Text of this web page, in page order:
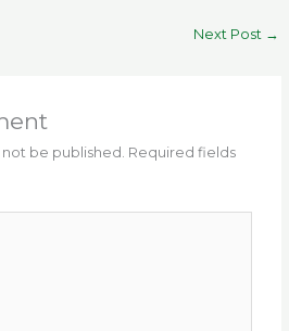
p
p
Next Post →
be published. Required fields